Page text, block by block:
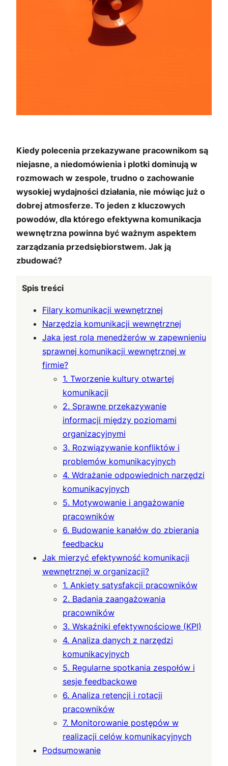
Kiedy polecenia przekazywane pracownikom są
niejasne, a niedomówienia i plotki dominują w
rozmowach w zespole, trudno o zachowanie
wysokiej wydajności działania, nie mówiąc już o
dobrej atmosferze. To jeden z kluczowych
powodów, dla którego efektywna komunikacja
wewnętrzna powinna być ważnym aspektem
zarządzania przedsiębiorstwem. Jak ją
zbudować?
Spis treści
Filary komunikacji wewnętrznej
Narzędzia komunikacji wewnętrznej
Jaka jest rola menedżerów w zapewnieniu
sprawnej komunikacji wewnętrznej w
firmie?
1. Tworzenie kultury otwartej
komunikacji
2. Sprawne przekazywanie
informacji między poziomami
organizacyjnymi
3. Rozwiązywanie konfliktów i
problemów komunikacyjnych
4. Wdrażanie odpowiednich narzędzi
komunikacyjnych
5. Motywowanie i angażowanie
pracowników
6. Budowanie kanałów do zbierania
feedbacku
Jak mierzyć efektywność komunikacji
wewnętrznej w organizacji?
1. Ankiety satysfakcji pracowników
2. Badania zaangażowania
pracowników
3. Wskaźniki efektywnościowe (KPI)
4. Analiza danych z narzędzi
komunikacyjnych
5. Regularne spotkania zespołów i
sesje feedbackowe
6. Analiza retencji i rotacji
pracowników
7. Monitorowanie postępów w
realizacji celów komunikacyjnych
Podsumowanie